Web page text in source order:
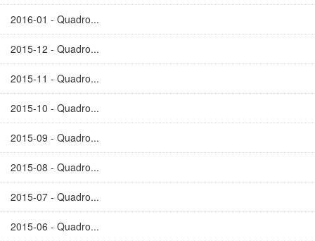
2016-01 - Quadro...
2015-12 - Quadro...
2015-11 - Quadro...
2015-10 - Quadro...
2015-09 - Quadro...
2015-08 - Quadro...
2015-07 - Quadro...
2015-06 - Quadro...